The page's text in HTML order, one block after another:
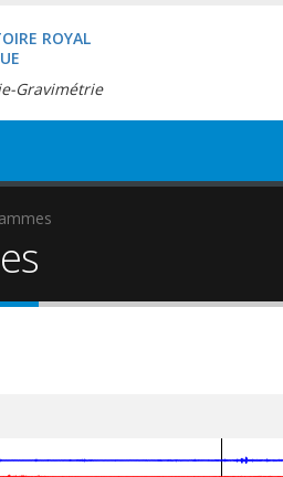
ROYAL
Gravimétrie